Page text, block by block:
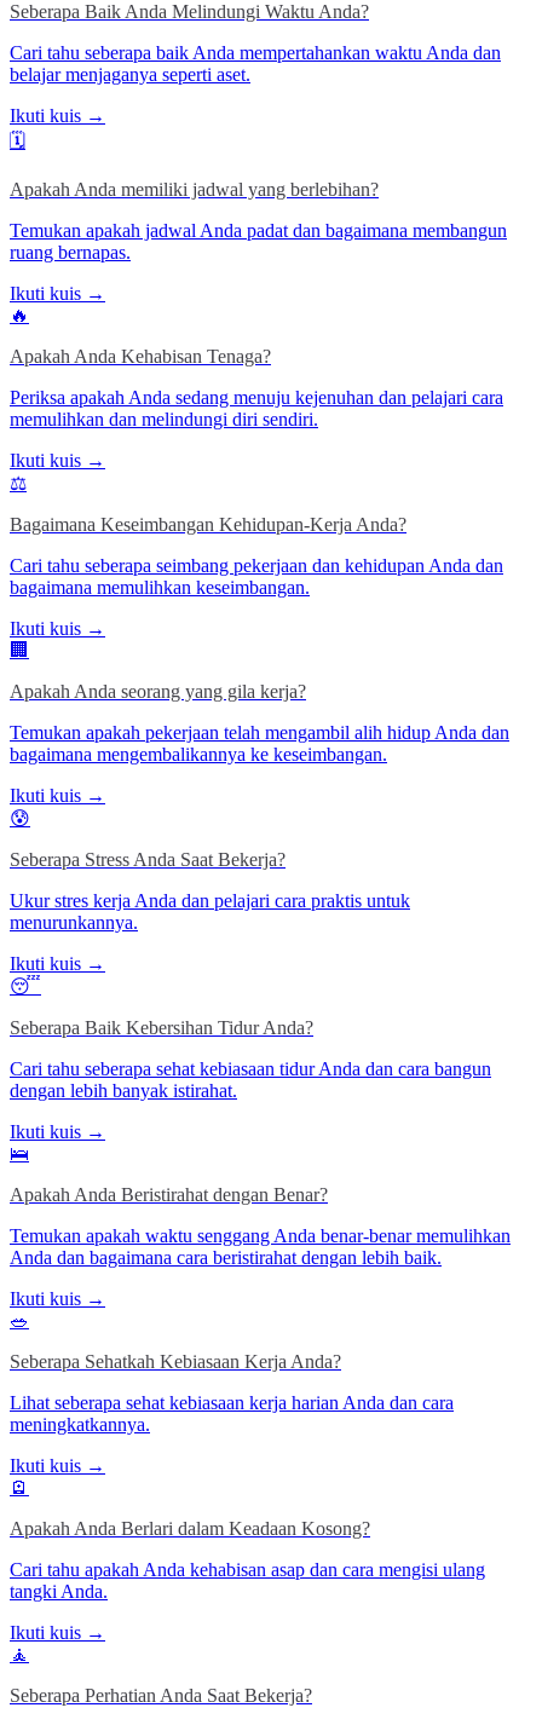
Seberapa Baik Anda Melindungi Waktu Anda?
Cari tahu seberapa baik Anda mempertahankan waktu Anda dan
belajar menjaganya seperti aset.
Ikuti kuis →
🗓️
Apakah Anda memiliki jadwal yang berlebihan?
Temukan apakah jadwal Anda padat dan bagaimana membangun
ruang bernapas.
Ikuti kuis →
🔥
Apakah Anda Kehabisan Tenaga?
Periksa apakah Anda sedang menuju kejenuhan dan pelajari cara
memulihkan dan melindungi diri sendiri.
Ikuti kuis →
⚖️
Bagaimana Keseimbangan Kehidupan-Kerja Anda?
Cari tahu seberapa seimbang pekerjaan dan kehidupan Anda dan
bagaimana memulihkan keseimbangan.
Ikuti kuis →
🏢
Apakah Anda seorang yang gila kerja?
Temukan apakah pekerjaan telah mengambil alih hidup Anda dan
bagaimana mengembalikannya ke keseimbangan.
Ikuti kuis →
😰
Seberapa Stress Anda Saat Bekerja?
Ukur stres kerja Anda dan pelajari cara praktis untuk
menurunkannya.
Ikuti kuis →
😴
Seberapa Baik Kebersihan Tidur Anda?
Cari tahu seberapa sehat kebiasaan tidur Anda dan cara bangun
dengan lebih banyak istirahat.
Ikuti kuis →
🛌
Apakah Anda Beristirahat dengan Benar?
Temukan apakah waktu senggang Anda benar-benar memulihkan
Anda dan bagaimana cara beristirahat dengan lebih baik.
Ikuti kuis →
🥗
Seberapa Sehatkah Kebiasaan Kerja Anda?
Lihat seberapa sehat kebiasaan kerja harian Anda dan cara
meningkatkannya.
Ikuti kuis →
🪫
Apakah Anda Berlari dalam Keadaan Kosong?
Cari tahu apakah Anda kehabisan asap dan cara mengisi ulang
tangki Anda.
Ikuti kuis →
🧘
Seberapa Perhatian Anda Saat Bekerja?